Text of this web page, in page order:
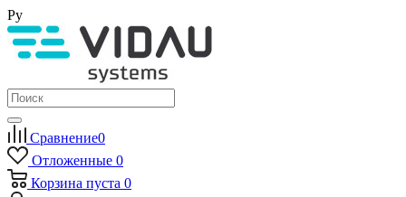
Ру
Сравнение0
Отложенные 0
Корзина пуста 0